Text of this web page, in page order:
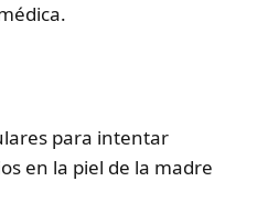
para intentar
en la piel de la madre